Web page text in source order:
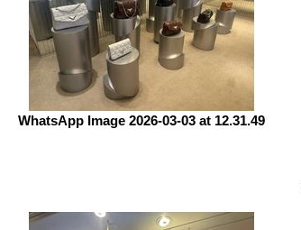
WhatsApp Image 2026-03-03 at 12.31.49